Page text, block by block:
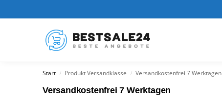
Start / Produkt Versandklasse / Versandkostenfrei 7 Werktagen
Versandkostenfrei 7 Werktagen